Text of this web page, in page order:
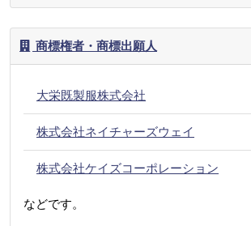
商標権者・商標出願人
大栄既製服株式会社
株式会社ネイチャーズウェイ
株式会社ケイズコーポレーション
などです。